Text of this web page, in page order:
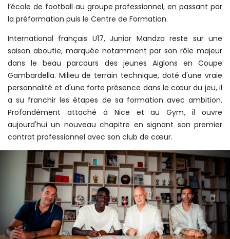
l’école de football au groupe professionnel, en passant par
la préformation puis le Centre de Formation.
International français U17, Junior Mandza reste sur une
saison aboutie, marquée notamment par son rôle majeur
dans le beau parcours des jeunes Aiglons en Coupe
Gambardella. Milieu de terrain technique, doté d'une vraie
personnalité et d'une forte présence dans le cœur du jeu, il
a su franchir les étapes de sa formation avec ambition.
Profondément attaché à Nice et au Gym, il ouvre
aujourd'hui un nouveau chapitre en signant son premier
contrat professionnel avec son club de cœur.